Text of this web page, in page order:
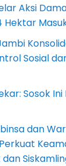
Aksi
Hektar
Sosial
Sosok Ini
dan